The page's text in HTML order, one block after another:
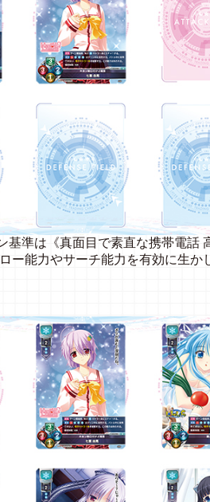
基準は《真面目で素直な携帯電話
ー能力やサーチ能力を有効に生